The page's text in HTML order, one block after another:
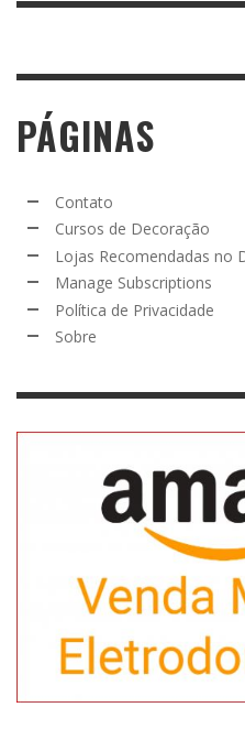
PÁGINAS
Contato
Cursos de Decoração
Lojas Recomendadas no
Manage Subscriptions
Política de Privacidade
Sobre